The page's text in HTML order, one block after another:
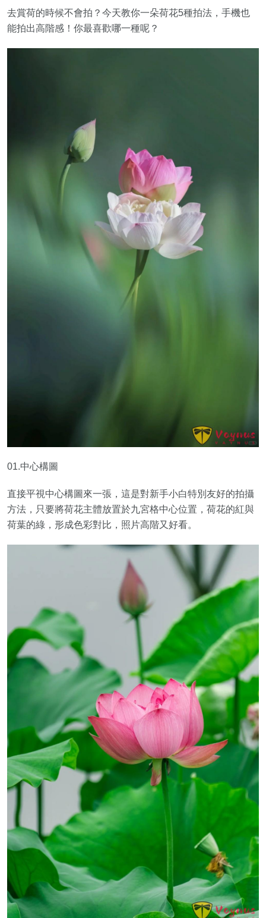
去賞荷的時候不會拍？今天教你一朵荷花5種拍法，手機也
能拍出高階感！你最喜歡哪一種呢？
01.中心構圖
直接平視中心構圖來一張，這是對新手小白特別友好的拍攝
方法，只要將荷花主體放置於九宮格中心位置，荷花的紅與
荷葉的綠，形成色彩對比，照片高階又好看。